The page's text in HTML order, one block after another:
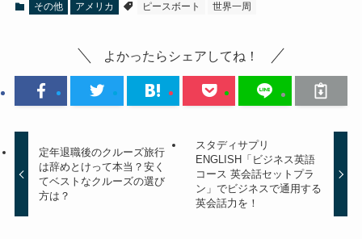
その他 アメリカ ピースボート 世界一周
よかったらシェアしてね！
定年退職後のクルーズ旅行
は辞めとけって本当？安く
てベストなクルーズの選び
方は？
スタディサプリ
ENGLISH「ビジネス英語
コース 英会話セットプラ
ン」でビジネスで通用する
英会話力を！